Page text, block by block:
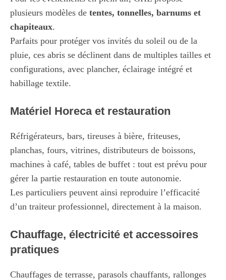
plusieurs modèles de tentes, tonnelles, barnums et
chapiteaux.
Parfaits pour protéger vos invités du soleil ou de la
pluie, ces abris se déclinent dans de multiples tailles et
configurations, avec plancher, éclairage intégré et
habillage textile.
Matériel Horeca et restauration
Réfrigérateurs, bars, tireuses à bière, friteuses,
planchas, fours, vitrines, distributeurs de boissons,
machines à café, tables de buffet : tout est prévu pour
gérer la partie restauration en toute autonomie.
Les particuliers peuvent ainsi reproduire l’efficacité
d’un traiteur professionnel, directement à la maison.
Chauffage, électricité et accessoires
pratiques
Chauffages de terrasse, parasols chauffants, rallonges